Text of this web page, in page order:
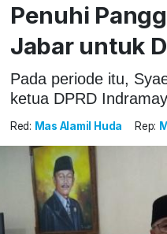
Penuhi
Jabar untuk
Pada periode itu,
ketua DPRD
Red: Mas Alamil Huda Rep: